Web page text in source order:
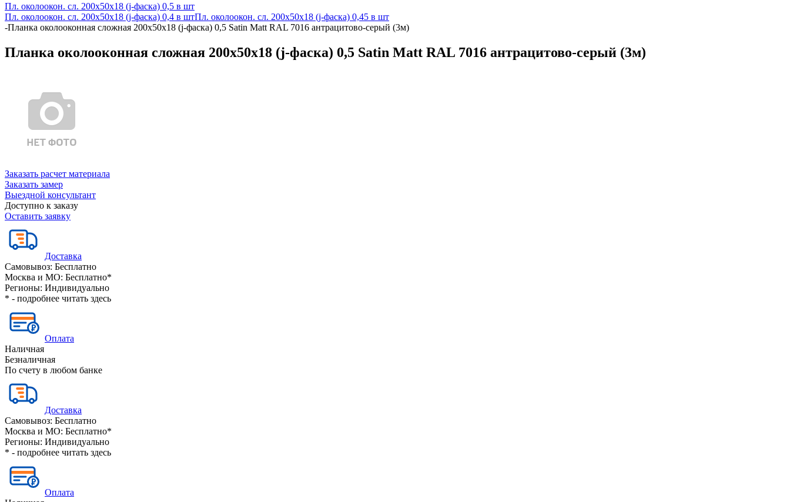
Пл. околоокон. сл. 200х50х18 (j-фаска) 0,5 в шт
Пл. околоокон. сл. 200х50х18 (j-фаска) 0,4 в штПл. околоокон. сл. 200х50х18 (j-фаска) 0,45 в шт
-Планка околооконная сложная 200х50х18 (j-фаска) 0,5 Satin Matt RAL 7016 антрацитово-серый (3м)
Планка околооконная сложная 200х50х18 (j-фаска) 0,5 Satin Matt RAL 7016 антрацитово-серый (3м)
Заказать расчет материала
Заказать замер
Выездной консультант
Доступно к заказу
Оставить заявку
Доставка
Самовывоз: Бесплатно
Москва и МО: Бесплатно*
Регионы: Индивидуально
* - подробнее читать здесь
Оплата
Наличная
Безналичная
По счету в любом банке
Доставка
Самовывоз: Бесплатно
Москва и МО: Бесплатно*
Регионы: Индивидуально
* - подробнее читать здесь
Оплата